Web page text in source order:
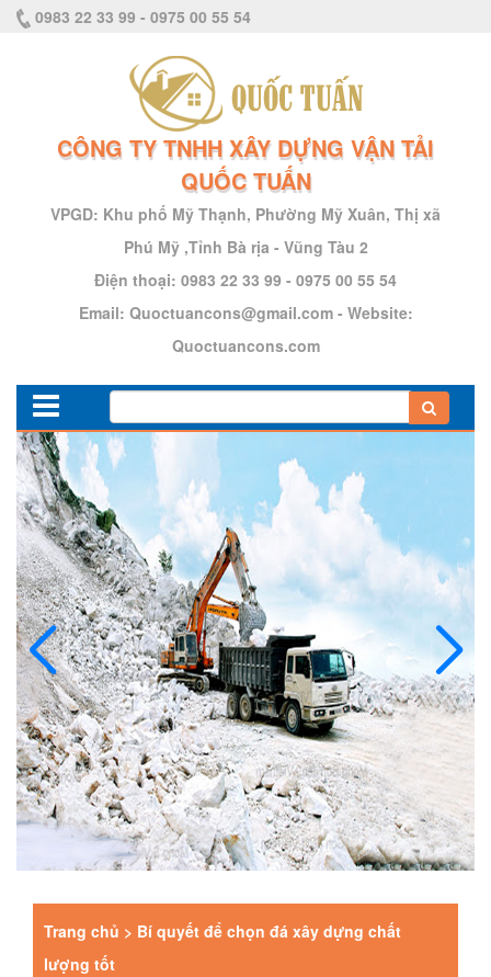
0983 22 33 99 - 0975 00 55 54
CÔNG TY TNHH XÂY DỰNG VẬN TẢI
QUỐC TUẤN
VPGD: Khu phố Mỹ Thạnh, Phường Mỹ Xuân, Thị xã
Phú Mỹ ,Tỉnh Bà rịa - Vũng Tàu 2
Điện thoại: 0983 22 33 99 - 0975 00 55 54
Email: Quoctuancons@gmail.com - Website:
Quoctuancons.com
Trang chủ > Bí quyết để chọn đá xây dựng chất
lượng tốt